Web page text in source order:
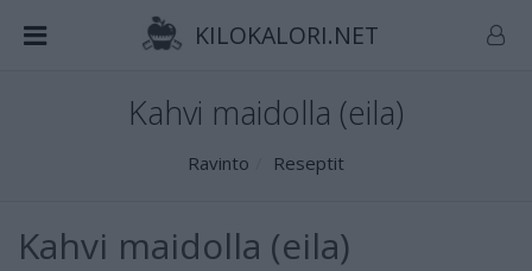
KILOKALORI.NET
Kahvi maidolla (eila)
Ravinto Reseptit
Kahvi maidolla (eila)